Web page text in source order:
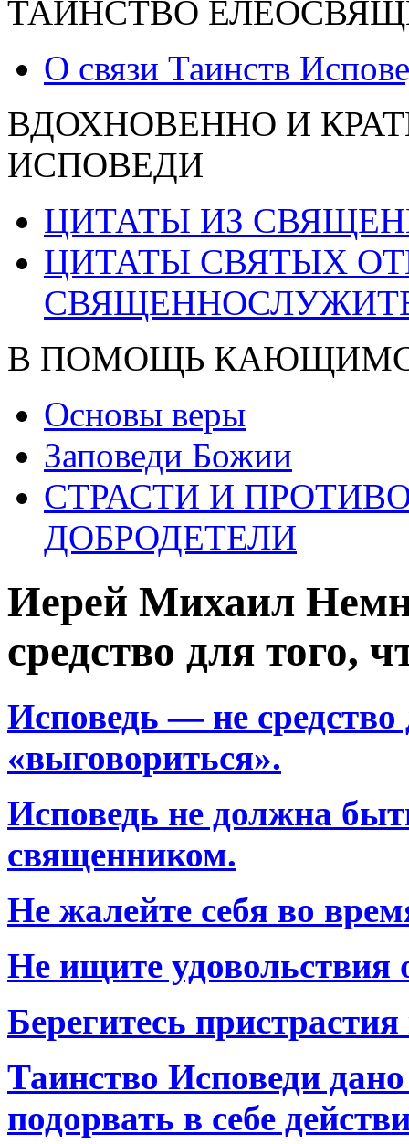
ТАИНСТВО
О связи Таинств
ВДОХНОВЕННО И
ИСПОВЕДИ
ЦИТАТЫ ИЗ
ЦИТАТЫ СВЯТЫХ
В ПОМОЩЬ
Основы веры
Заповеди Божии
СТРАСТИ И
ДОБРОДЕТЕЛИ
Иерей Михаил
средство для того,
Исповедь — не средство
«выговориться».
Исповедь не должна
священником.
Не жалейте себя во
Не ищите удовольствия
Берегитесь
Таинство Исповеди
подорвать в себе